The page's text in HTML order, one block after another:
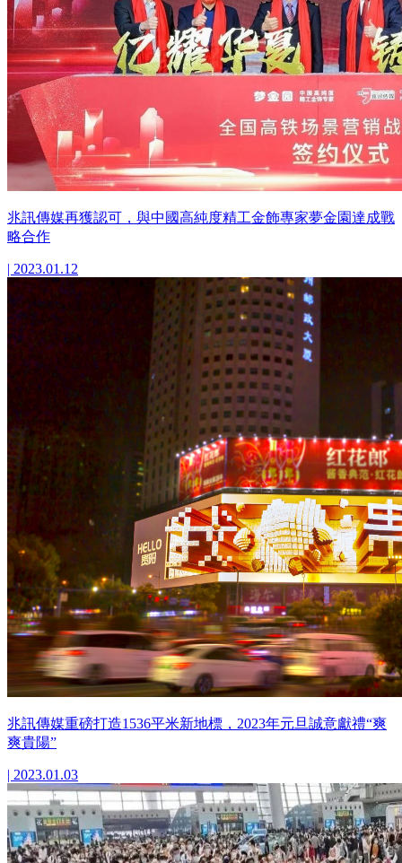
兆訊傳媒再獲認可，與中國高純度精工金飾專家夢金園達成戰
略合作
| 2023.01.12
兆訊傳媒重磅打造1536平米新地標，2023年元旦誠意獻禮“爽
爽貴陽”
| 2023.01.03